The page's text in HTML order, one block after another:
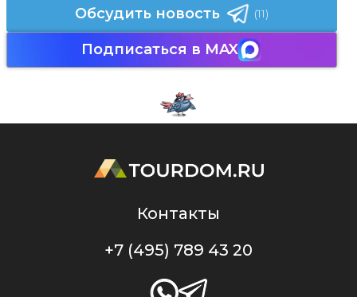
Обсудить новость (11)
Подписаться в MAX
Контакты
+7 (495) 789 43 20